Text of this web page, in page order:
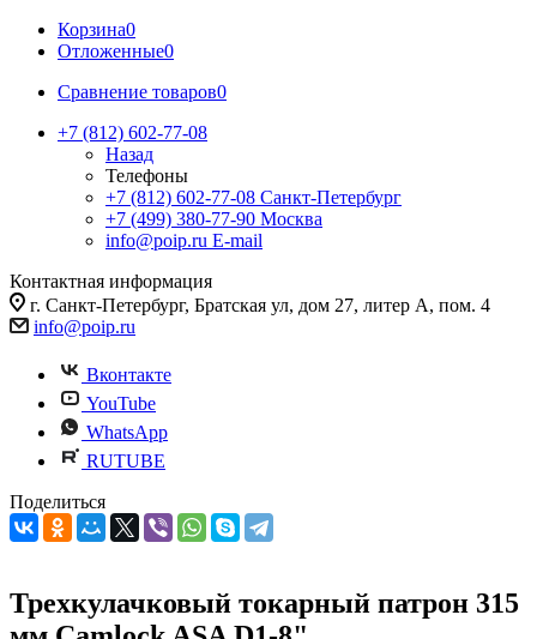
Корзина0
Отложенные0
Сравнение товаров0
+7 (812) 602-77-08
Назад
Телефоны
+7 (812) 602-77-08 Санкт-Петербург
+7 (499) 380-77-90 Москва
info@poip.ru E-mail
Контактная информация
г. Санкт-Петербург, Братская ул, дом 27, литер А, пом. 4
info@poip.ru
Вконтакте
YouTube
WhatsApp
RUTUBE
Поделиться
Трехкулачковый токарный патрон 315